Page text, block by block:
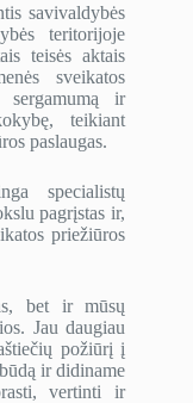
savivaldybės
teritorijoje
teisės aktais
sveikatos
sergamumą ir
teikiant
paslaugas.
specialistų
pagrįstas ir,
priežiūros
bet ir mūsų
Jau daugiau
požiūrį į
ir didiname
vertinti ir